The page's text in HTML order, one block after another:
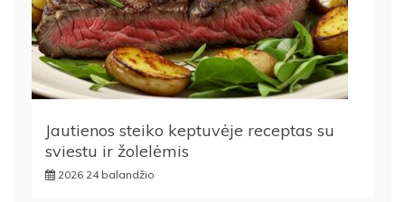
Jautienos steiko keptuvėje receptas su
sviestu ir žolelėmis
2026 24 balandžio